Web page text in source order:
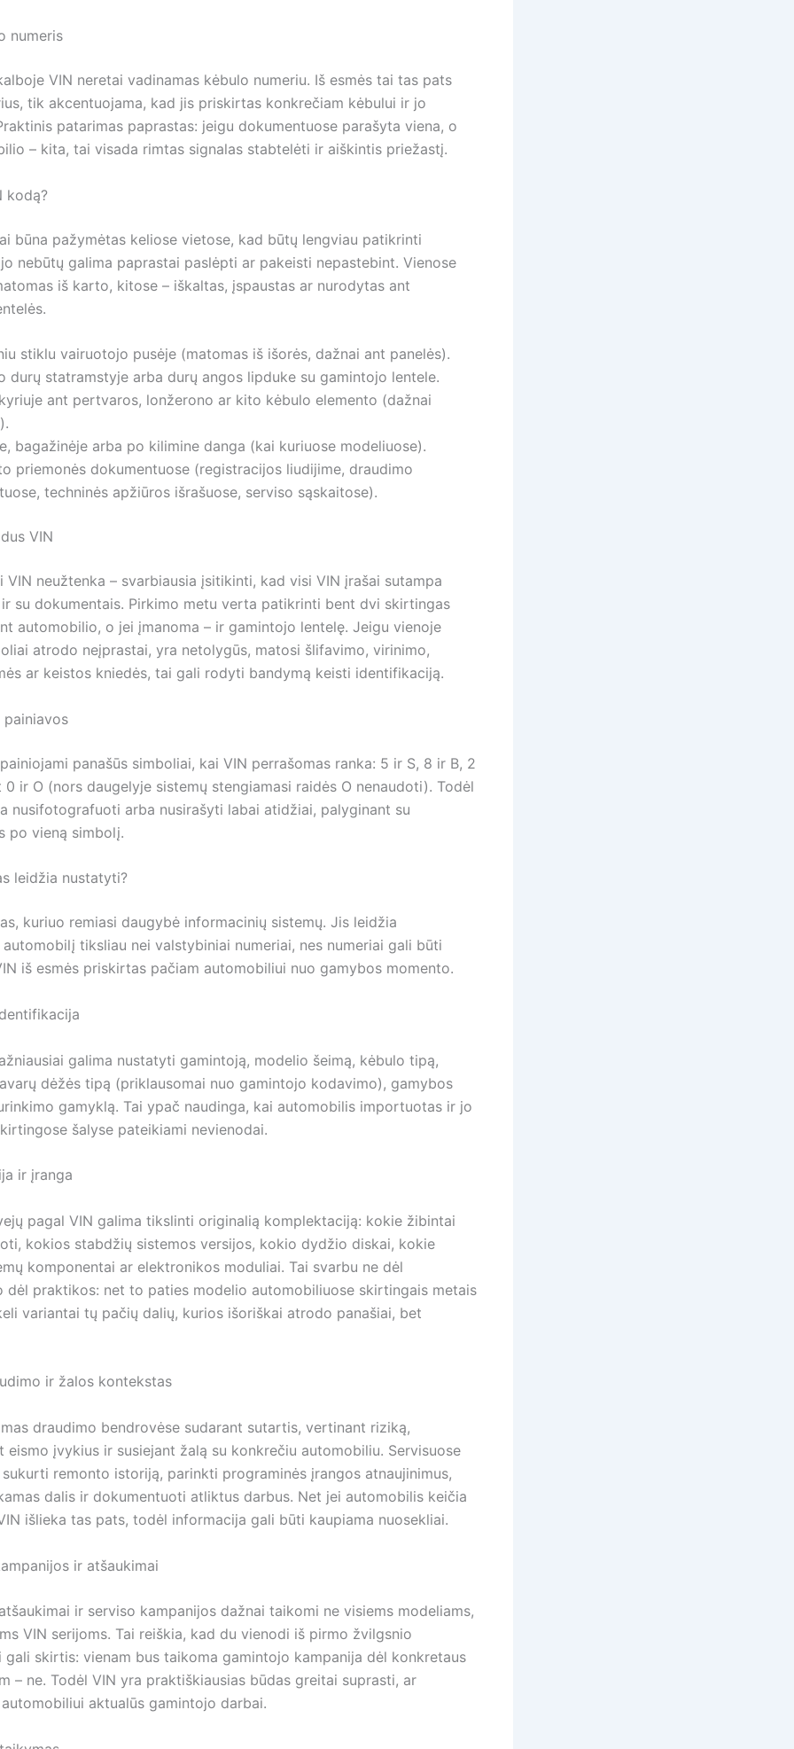
numeris
VIN neretai vadinamas kėbulo numeriu. Iš esmės tai tas pats
tik akcentuojama, kad jis priskirtas konkrečiam kėbului ir jo
patarimas paprastas: jeigu dokumentuose parašyta viena, o
– kita, tai visada rimtas signalas stabtelėti ir aiškintis priežastį.
kodą?
būna pažymėtas keliose vietose, kad būtų lengviau patikrinti
nebūtų galima paprastai paslėpti ar pakeisti nepastebint. Vienose
iš karto, kitose – iškaltas, įspaustas ar nurodytas ant
stiklu vairuotojo pusėje (matomas iš išorės, dažnai ant panelės).
durų statramstyje arba durų angos lipduke su gamintojo lentele.
ant pertvaros, lonžerono ar kito kėbulo elemento (dažnai
bagažinėje arba po kilimine danga (kai kuriuose modeliuose).
priemonės dokumentuose (registracijos liudijime, draudimo
techninės apžiūros išrašuose, serviso sąskaitose).
VIN
VIN neužtenka – svarbiausia įsitikinti, kad visi VIN įrašai sutampa
su dokumentais. Pirkimo metu verta patikrinti bent dvi skirtingas
automobilio, o jei įmanoma – ir gamintojo lentelę. Jeigu vienoje
atrodo neįprastai, yra netolygūs, matosi šlifavimo, virinimo,
ar keistos kniedės, tai gali rodyti bandymą keisti identifikaciją.
painiavos
panašūs simboliai, kai VIN perrašomas ranka: 5 ir S, 8 ir B, 2
ir O (nors daugelyje sistemų stengiamasi raidės O nenaudoti). Todėl
nusifotografuoti arba nusirašyti labai atidžiai, palyginant su
po vieną simbolį.
leidžia nustatyti?
kuriuo remiasi daugybė informacinių sistemų. Jis leidžia
tiksliau nei valstybiniai numeriai, nes numeriai gali būti
iš esmės priskirtas pačiam automobiliui nuo gamybos momento.
galima nustatyti gamintoją, modelio šeimą, kėbulo tipą,
dėžės tipą (priklausomai nuo gamintojo kodavimo), gamybos
gamyklą. Tai ypač naudinga, kai automobilis importuotas ir jo
šalyse pateikiami nevienodai.
ir įranga
pagal VIN galima tikslinti originalią komplektaciją: kokie žibintai
kokios stabdžių sistemos versijos, kokio dydžio diskai, kokie
komponentai ar elektronikos moduliai. Tai svarbu ne dėl
dėl praktikos: net to paties modelio automobiliuose skirtingais metais
variantai tų pačių dalių, kurios išoriškai atrodo panašiai, bet
ir žalos kontekstas
draudimo bendrovėse sudarant sutartis, vertinant riziką,
eismo įvykius ir susiejant žalą su konkrečiu automobiliu. Servisuose
remonto istoriją, parinkti programinės įrangos atnaujinimus,
dalis ir dokumentuoti atliktus darbus. Net jei automobilis keičia
išlieka tas pats, todėl informacija gali būti kaupiama nuosekliai.
ir atšaukimai
ir serviso kampanijos dažnai taikomi ne visiems modeliams,
VIN serijoms. Tai reiškia, kad du vienodi iš pirmo žvilgsnio
gali skirtis: vienam bus taikoma gamintojo kampanija dėl konkretaus
– ne. Todėl VIN yra praktiškiausias būdas greitai suprasti, ar
aktualūs gamintojo darbai.